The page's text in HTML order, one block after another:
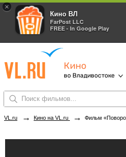
×
Кино ВЛ
FarPost LLC
FREE - In Google Play
Кино
во Владивостоке
VL.ru → Кино на VL.ru → Фильм «Поворот не